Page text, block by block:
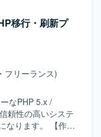
ルなユーザーを
ーニングの経験を
フロントエンドま
捗管理など上流
開発環
、TypeScript、
、AWS、
確保に向けた改善
ンを取りながら
ます。 新しい技
り組み、自ら情
適したポジショ
発に携わること
く習得していただ
工程を経験できる
を通じてスキルア
移行・刷新プ
フリーランス)
なPHP 5.x /
頼性の高いシステ
す。 【作業